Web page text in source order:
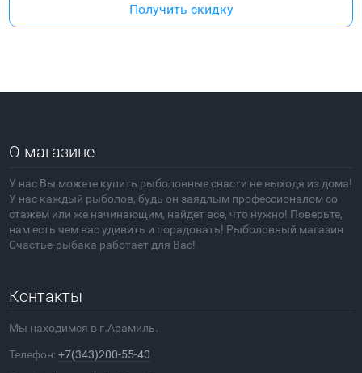
Получить скидку
О магазине
У нас Вы можете купить рыболовные снасти не выходя из дома!
У нас каждый рыболов, будь он заядлым профессионалом со
стажем или же начинающим, найдет все, что нужно! Поверьте,
нам есть чем вас удивить и порадовать! Рыболовный магазин
Счастье-рыбака работает для Вас!
Контакты
Мы находимся в г.Арамиль.
Телефон:+7(343)200-55-40